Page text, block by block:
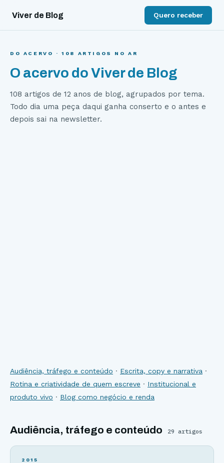
Viver de Blog Quero receber
DO ACERVO ·108 ARTIGOS NO AR
O acervo do Viver de Blog
108 artigos de 12 anos de blog, agrupados por tema.
Todo dia uma peça daqui ganha conserto e o antes e
depois sai na newsletter.
Audiência, tráfego e conteúdo · Escrita, copy e narrativa ·
Rotina e criatividade de quem escreve · Institucional e
produto vivo · Blog como negócio e renda
Audiência, tráfego e conteúdo 29 artigos
2015